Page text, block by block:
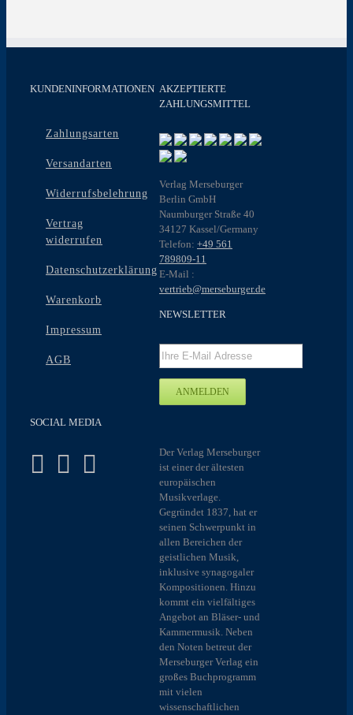
KUNDENINFORMATIONEN
Zahlungsarten
Versandarten
Widerrufsbelehrung
Vertrag
widerrufen
Datenschutzerklärung
Warenkorb
Impressum
AGB
SOCIAL MEDIA
AKZEPTIERTE
ZAHLUNGSMITTEL
Verlag Merseburger
Berlin GmbH
Naumburger Straße 40
34127 Kassel/Germany
Telefon: +49 561
789809-11
E-Mail :
vertrieb@merseburger.de
NEWSLETTER
Der Verlag Merseburger
ist einer der ältesten
europäischen
Musikverlage.
Gegründet 1837, hat er
seinen Schwerpunkt in
allen Bereichen der
geistlichen Musik,
inklusive synagogaler
Kompositionen. Hinzu
kommt ein vielfältiges
Angebot an Bläser- und
Kammermusik. Neben
den Noten betreut der
Merseburger Verlag ein
großes Buchprogramm
mit vielen
wissenschaftlichen